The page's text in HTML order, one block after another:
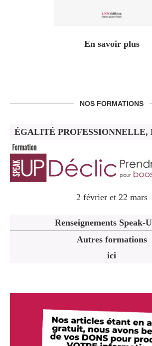
En savoir plus
NOS FORMATIONS
ÉGALITÉ PROFESSIONNELLE,
2 février et 22 mars
Renseignements Speak-
Autres formations
ici